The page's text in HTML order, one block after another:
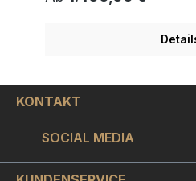
Der Maler Otto Waalkes hat
Ottifant" auf dickes
Exemplare weltweit limitiert
nummeriert. Einen
wählen Sie bitte oben in
empfehlen hierbei einen
cm breiten silbernen Holz-
farblich passenden Innen-
Passepartout sowie
KONTAKT
SOCIAL MEDIA